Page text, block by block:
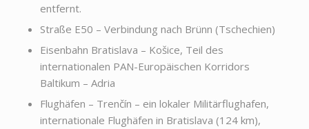
entfernt.
Straße E50 – Verbindung nach Brünn (Tschechien)
Eisenbahn Bratislava – Košice, Teil des
internationalen PAN-Europäischen Korridors
Baltikum – Adria
Flughäfen – Trenčín – ein lokaler Militärflughafen,
internationale Flughäfen in Bratislava (124 km),